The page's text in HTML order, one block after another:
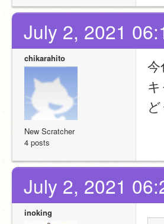
July 2, 2021
chikarahito
New Scratcher
4 posts
July 2, 2021
inoking